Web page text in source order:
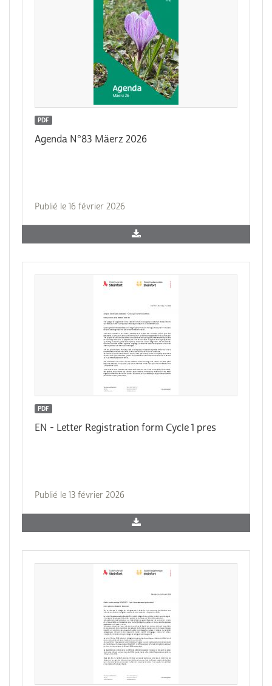
PDF
Agenda N°83 Mäerz 2026
Publié le 16 février 2026
PDF
EN - Letter Registration form Cycle 1 pres
Publié le 13 février 2026